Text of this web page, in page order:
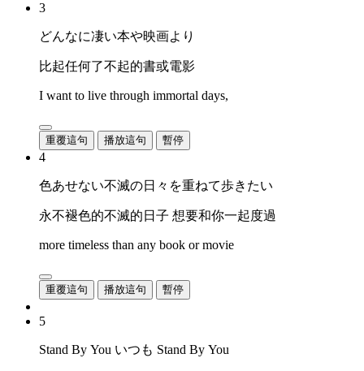
3
どんなに凄い本や映画より
比起任何了不起的書或電影
I want to live through immortal days,
重覆這句 播放這句 暫停
4
色あせない不滅の日々を重ねて歩きたい
永不褪色的不滅的日子 想要和你一起度過
more timeless than any book or movie
重覆這句 播放這句 暫停
5
Stand By You いつも Stand By You